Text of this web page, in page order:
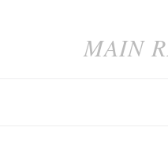
MAIN